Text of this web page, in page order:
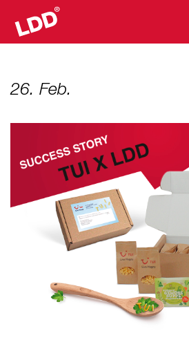
26. Feb.